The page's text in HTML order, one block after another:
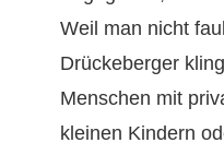
Weil man nicht
Drückeberger
Menschen mit
kleinen Kindern